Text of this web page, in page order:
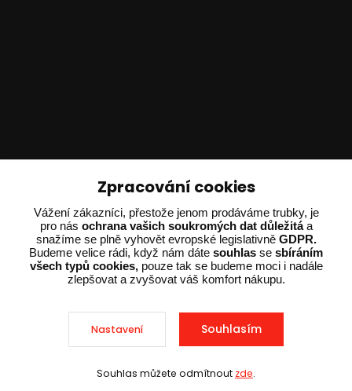
Sleva při nákupu nad 10 000 Kč
Ing. Adam Dvořák
+420 602 234 254
(Po-Pá 8:00 - 15:00)
potrebujiporadit@dvorak-karlik.cz
2025 © Dvorak-Karlik.cz – Všechna práva vyhrazena. Design od
Vytvořeno na
Eshop-rychle.cz
Zpracování cookies
Vážení zákazníci, přestože jenom prodáváme trubky, je
pro nás ochrana vašich soukromých dat důležitáa
snažíme se plně vyhovět evropské legislativně GDPR.
Budeme velice rádi, když nám dáte souhlas se sbíráním
všech typů cookies,pouze tak se budeme moci i nadále
zlepšovat a zvyšovat váš komfort nákupu.
Nastavení Souhlasím
Souhlas můžete odmítnout zde.